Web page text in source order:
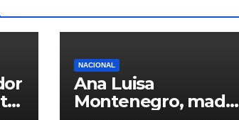
NACIONAL
Ana Luisa
Montenegro, madre